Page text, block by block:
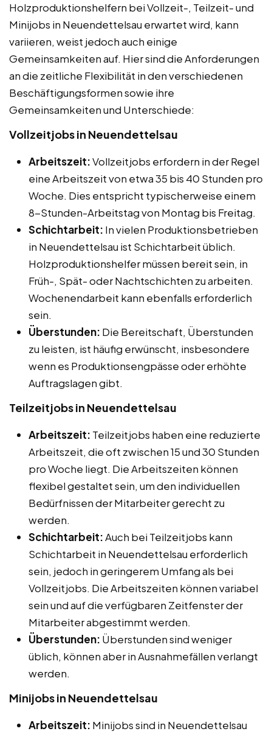
Holzproduktionshelfern bei Vollzeit-, Teilzeit- und
Minijobs in Neuendettelsau erwartet wird, kann
variieren, weist jedoch auch einige
Gemeinsamkeiten auf. Hier sind die Anforderungen
an die zeitliche Flexibilität in den verschiedenen
Beschäftigungsformen sowie ihre
Gemeinsamkeiten und Unterschiede:
Vollzeitjobs in Neuendettelsau
Arbeitszeit:Vollzeitjobs erfordern in der Regel
eine Arbeitszeit von etwa 35 bis 40 Stunden pro
Woche. Dies entspricht typischerweise einem
8-Stunden-Arbeitstag von Montag bis Freitag.
Schichtarbeit: In vielen Produktionsbetrieben
in Neuendettelsau ist Schichtarbeit üblich.
Holzproduktionshelfer müssen bereit sein, in
Früh-, Spät- oder Nachtschichten zu arbeiten.
Wochenendarbeit kann ebenfalls erforderlich
sein.
Überstunden: Die Bereitschaft, Überstunden
zu leisten, ist häufig erwünscht, insbesondere
wenn es Produktionsengpässe oder erhöhte
Auftragslagen gibt.
Teilzeitjobs in Neuendettelsau
Arbeitszeit: Teilzeitjobs haben eine reduzierte
Arbeitszeit, die oft zwischen 15 und 30 Stunden
pro Woche liegt. Die Arbeitszeiten können
flexibel gestaltet sein, um den individuellen
Bedürfnissen der Mitarbeiter gerecht zu
werden.
Schichtarbeit:Auch bei Teilzeitjobs kann
Schichtarbeit in Neuendettelsau erforderlich
sein, jedoch in geringerem Umfang als bei
Vollzeitjobs. Die Arbeitszeiten können variabel
sein und auf die verfügbaren Zeitfenster der
Mitarbeiter abgestimmt werden.
Überstunden: Überstunden sind weniger
üblich, können aber in Ausnahmefällen verlangt
werden.
Minijobs in Neuendettelsau
Arbeitszeit: Minijobs sind in Neuendettelsau